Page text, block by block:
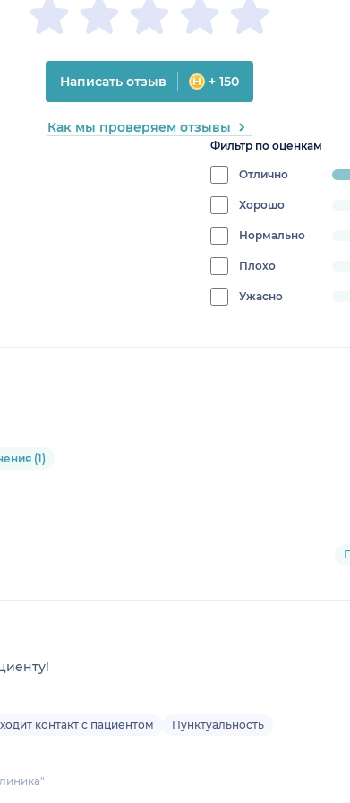
Фильтр по оценкам
Отлично
Хорошо
Нормально
Плохо
Ужасно
Написать отзыв + 150
Как мы проверяем отзывы
(1)
контакт с пациентом Пунктуальность